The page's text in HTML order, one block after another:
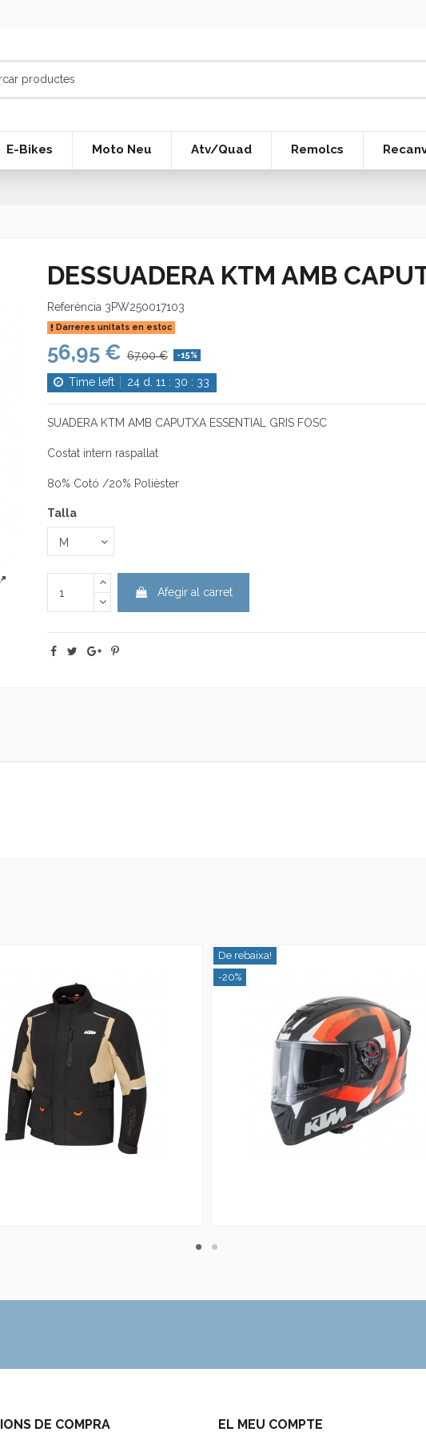
E-Bikes Moto Neu Atv/Quad Remolcs
DESSUADERA KTM AMB
Referència 3PW250017103
Darreres unitats en estoc
56,95 € 67,00 € -15%
Time left 24 d. 11 : 30 : 32
SUADERA KTM AMB CAPUTXA ESSENTIAL GRIS FOSC
Costat intern raspallat
80% Cotó /20% Polièster
Talla
Afegir al carret
De rebaixa!
-20%
DE COMPRA EL MEU COMPTE